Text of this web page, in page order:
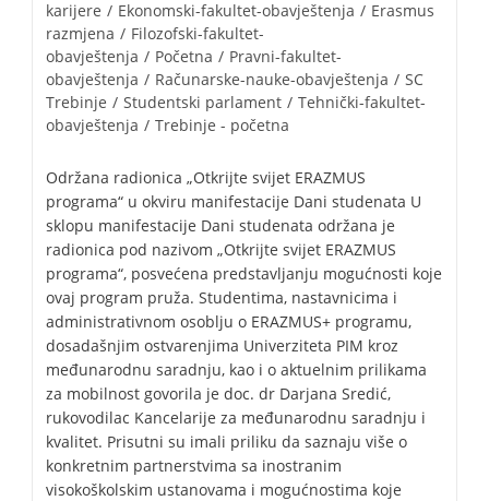
karijere / Ekonomski-fakultet-obavještenja / Erasmus
razmjena / Filozofski-fakultet-
obavještenja / Početna / Pravni-fakultet-
obavještenja / Računarske-nauke-obavještenja / SC
Trebinje / Studentski parlament / Tehnički-fakultet-
obavještenja / Trebinje - početna
Održana radionica „Otkrijte svijet ERAZMUS
programa“ u okviru manifestacije Dani studenata U
sklopu manifestacije Dani studenata održana je
radionica pod nazivom „Otkrijte svijet ERAZMUS
programa“, posvećena predstavljanju mogućnosti koje
ovaj program pruža. Studentima, nastavnicima i
administrativnom osoblju o ERAZMUS+ programu,
dosadašnjim ostvarenjima Univerziteta PIM kroz
međunarodnu saradnju, kao i o aktuelnim prilikama
za mobilnost govorila je doc. dr Darjana Sredić,
rukovodilac Kancelarije za međunarodnu saradnju i
kvalitet. Prisutni su imali priliku da saznaju više o
konkretnim partnerstvima sa inostranim
visokoškolskim ustanovama i mogućnostima koje